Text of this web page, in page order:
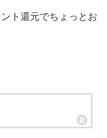
ト還元でちょっとお